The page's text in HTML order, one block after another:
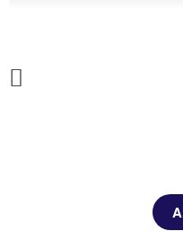
Previous